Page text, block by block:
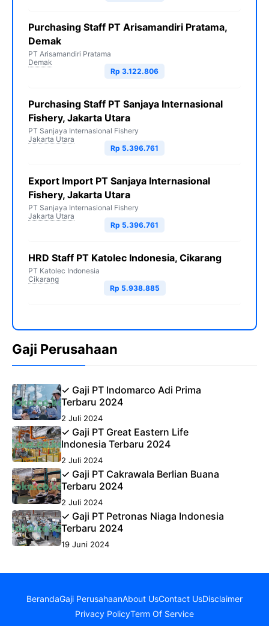
Purchasing Staff PT Arisamandiri Pratama,
Demak
PT Arisamandiri Pratama
Demak
Rp 3.122.806
Purchasing Staff PT Sanjaya Internasional
Fishery, Jakarta Utara
PT Sanjaya Internasional Fishery
Jakarta Utara
Rp 5.396.761
Export Import PT Sanjaya Internasional
Fishery, Jakarta Utara
PT Sanjaya Internasional Fishery
Jakarta Utara
Rp 5.396.761
HRD Staff PT Katolec Indonesia, Cikarang
PT Katolec Indonesia
Cikarang
Rp 5.938.885
Gaji Perusahaan
✓ Gaji PT Indomarco Adi Prima
Terbaru 2024
2 Juli 2024
✓ Gaji PT Great Eastern Life
Indonesia Terbaru 2024
2 Juli 2024
✓ Gaji PT Cakrawala Berlian Buana
Terbaru 2024
2 Juli 2024
✓ Gaji PT Petronas Niaga Indonesia
Terbaru 2024
19 Juni 2024
BerandaGaji PerusahaanAbout UsContact UsDisclaimer
Privacy PolicyTerm Of Service